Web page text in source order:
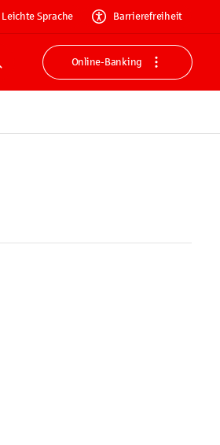
Leichte Sprache Barrierefreiheit
Suche
Online-Banking